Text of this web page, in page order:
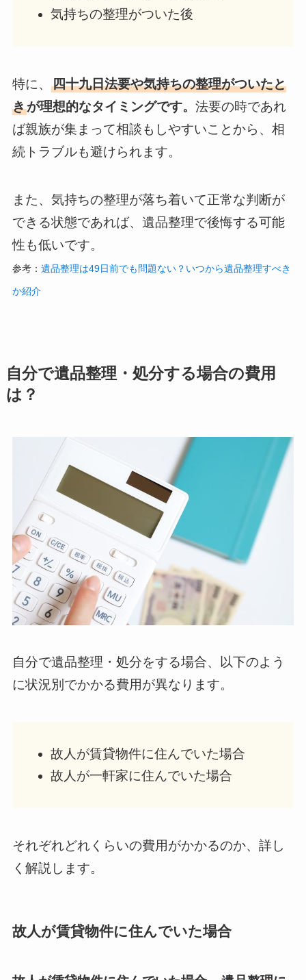
気持ちの整理がついた後
特に、 四十九日法要や気持ちの整理がついたと
きが理想的なタイミングです。 法要の時であれ
ば親族が集まって相談もしやすいことから、相
続トラブルも避けられます。
また、気持ちの整理が落ち着いて正常な判断が
できる状態であれば、遺品整理で後悔する可能
性も低いです。
参考： 遺品整理は49日前でも問題ない？いつから遺品整理すべき
か紹介
自分で遺品整理・処分する場合の費用
は？
自分で遺品整理・処分をする場合、以下のよう
に状況別でかかる費用が異なります。
故人が賃貸物件に住んでいた場合
故人が一軒家に住んでいた場合
それぞれどれくらいの費用がかかるのか、詳し
く解説します。
故人が賃貸物件に住んでいた場合